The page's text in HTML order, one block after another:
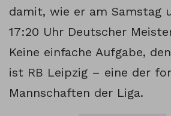
damit, wie er am Samstag
17:20 Uhr Deutscher
Keine einfache Aufgabe,
ist RB Leipzig – eine der
Mannschaften der Liga.